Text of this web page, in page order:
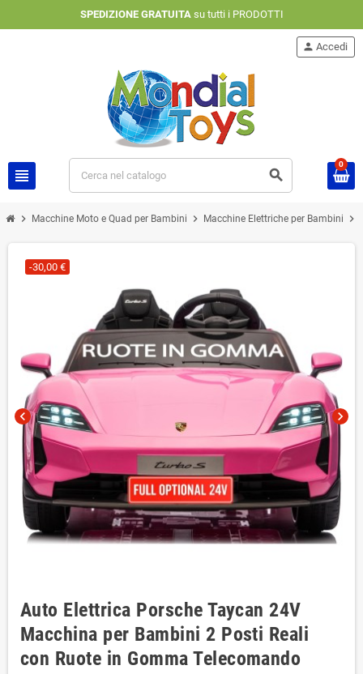
SPEDIZIONE GRATUITAsu tutti i PRODOTTI
view_headline search
person Accedi
0
chevron_right Macchine Moto e Quad per Bambini chevron_right Macchine Elettriche per Bambini chevron_right
chevron_left chevron_right
-30,00 €
Auto Elettrica Porsche Taycan 24V
Macchina per Bambini 2 Posti Reali
con Ruote in Gomma Telecomando